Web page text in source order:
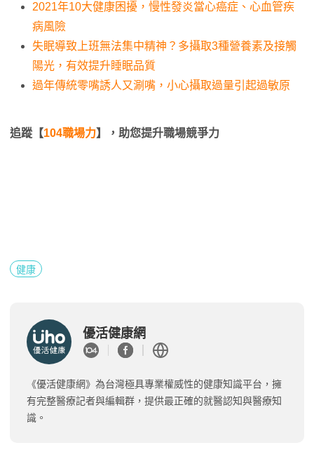
2021年10大健康困擾，慢性發炎當心癌症、心血管疾
病風險
失眠導致上班無法集中精神？多攝取3種營養素及接觸
陽光，有效提升睡眠品質
過年傳統零嘴誘人又涮嘴，小心攝取過量引起過敏原
追蹤【104職場力】，助您提升職場競爭力
健康
優活健康網
《優活健康網》為台灣極具專業權威性的健康知識平台，擁
有完整醫療記者與編輯群，提供最正確的就醫認知與醫療知
識。